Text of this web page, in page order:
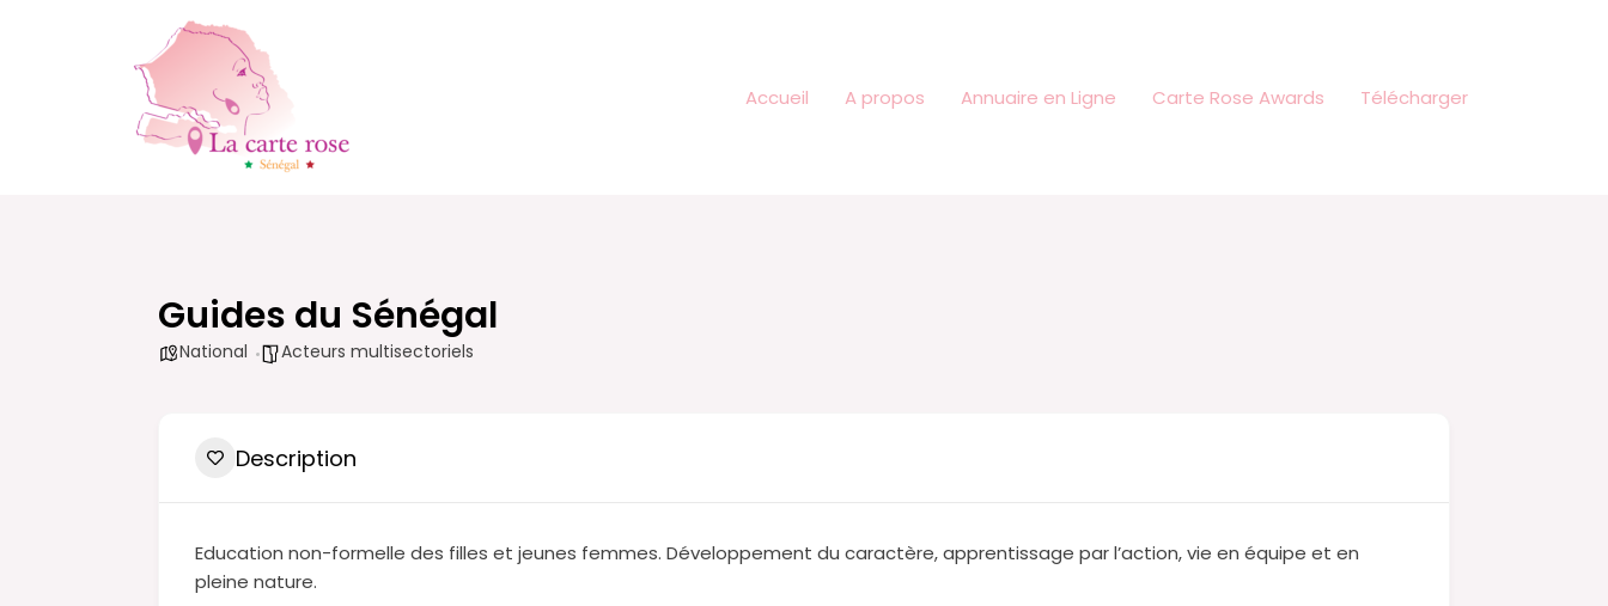
Accueil
A propos Annuaire en Ligne Carte Rose Awards Télécharger
Guides du Sénégal
National Acteurs multisectoriels
Description
Education non-formelle des filles et jeunes femmes. Développement du caractère, apprentissage par l’action, vie en équipe et en
pleine nature.